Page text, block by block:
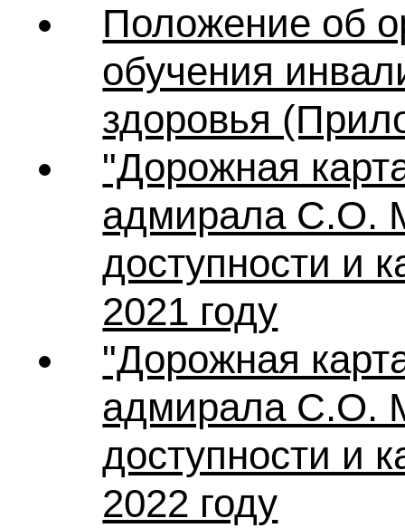
Положение об
обучения
здоровья
"Дорожная
адмирала С.О.
доступности и
2021 году
"Дорожная
адмирала С.О.
доступности и
2022 году